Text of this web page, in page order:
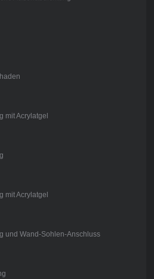
mit Acrylatgel
mit Acrylatgel
und Wand-Sohlen-Anschluss